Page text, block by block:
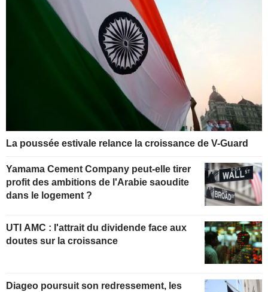
La poussée estivale relance la croissance de V-Guard
Yamama Cement Company peut-elle tirer
profit des ambitions de l'Arabie saoudite
dans le logement ?
UTI AMC : l'attrait du dividende face aux
doutes sur la croissance
Diageo poursuit son redressement, les